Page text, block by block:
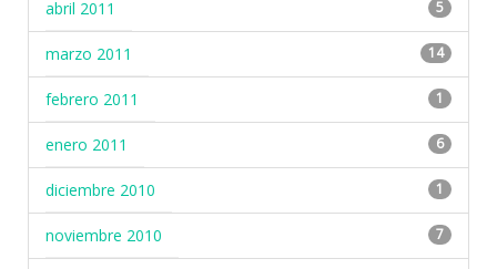
abril 2011 5
marzo 2011 14
febrero 2011 1
enero 2011 6
diciembre 2010 1
noviembre 2010 7